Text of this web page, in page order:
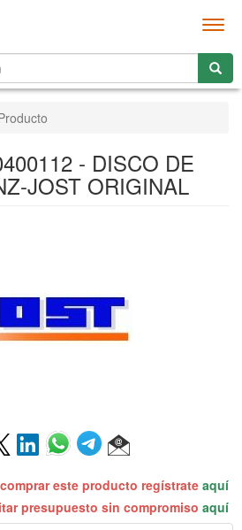
- DISCO DE
JOST ORIGINAL
este producto regístrate aquí
presupuesto sin compromiso aquí